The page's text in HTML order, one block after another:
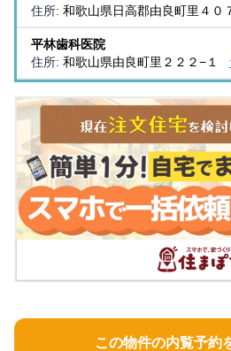
住所: 和歌山県日高郡由良町里４０
平林歯科医院
住所: 和歌山県由良町里２２２−１
この物件の内覧予約